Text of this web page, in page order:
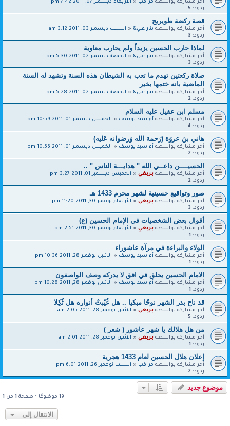
آخر مشاركة بواسطة مراقب « الأربعاء ديسمبر 07, 2011 7:42 pm
ردود: 5
قصة ركضة طويريج
آخر مشاركة بواسطة بتار علي& « السبت ديسمبر 03, 2011 3:12 am
ردود: 3
لماذا حارب الحسين يزيداً ولم يحارب معاوية
آخر مشاركة بواسطة بتار علي& « الجمعة ديسمبر 02, 2011 5:30 pm
ردود: 3
صلاة ركعتين تهدم ما تعب به الشيطان هذه السنة وتشهد له السنة
الماضية بانه ختمها بخير
آخر مشاركة بواسطة بتار علي& « الجمعة ديسمبر 02, 2011 5:28 pm
ردود: 2
مسلم ابن عقيل عليه السلام
آخر مشاركة بواسطة أم سيد يوسف « الخميس ديسمبر 01, 2011 10:59 pm
ردود: 4
هاني بنَ عروَة (رَحمة الله وَرضوانه عَليه)
آخر مشاركة بواسطة أم سيد يوسف « الخميس ديسمبر 01, 2011 10:56 pm
ردود: 2
الحسيــــن داعــي الله " هدايـــة الناس " ..
آخر مشاركة بواسطة بربغي « الخميس ديسمبر 01, 2011 3:27 pm
ردود: 2
صور وتواقيع حسينية لشهر محرم 1433 هـ
آخر مشاركة بواسطة بربغي « الأربعاء نوفمبر 30, 2011 11:20 pm
ردود: 3
أقوال بعض الشخصيات في الإمام الحسين (ع)
آخر مشاركة بواسطة بربغي « الأربعاء نوفمبر 30, 2011 2:51 pm
ردود: 1
الولاء والبراءة في مرآة عاشوراء
آخر مشاركة بواسطة أم سيد يوسف « الاثنين نوفمبر 28, 2011 10:36 pm
ردود: 1
الامام الحسين يحلق في افق لا يدركه وصف الواصفون
آخر مشاركة بواسطة أم سيد يوسف « الاثنين نوفمبر 28, 2011 10:28 pm
ردود: 1
قد ناح بدر الشهر نوحًا مبكيا .. هل غُيّبتْ أنواره هل ثُكِلا
آخر مشاركة بواسطة بربغي « الاثنين نوفمبر 28, 2011 2:05 am
ردود: 5
من هل هلالك يا شهر عاشور ( شعر )
آخر مشاركة بواسطة بربغي « الاثنين نوفمبر 28, 2011 2:01 am
ردود: 1
إعلان هلال الحسين لعام 1433 هجرية
آخر مشاركة بواسطة مراقب « السبت نوفمبر 26, 2011 6:01 pm
ردود: 2
موضوع جديد
19 موضوعًا • صفحة 1 من 1
الانتقال إلى